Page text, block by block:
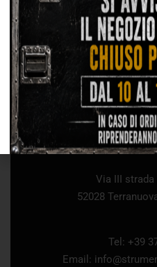
USATO
Tutti i nostri prodotti
anno dalla
Via III strada
52028
Tel: +39
Email: